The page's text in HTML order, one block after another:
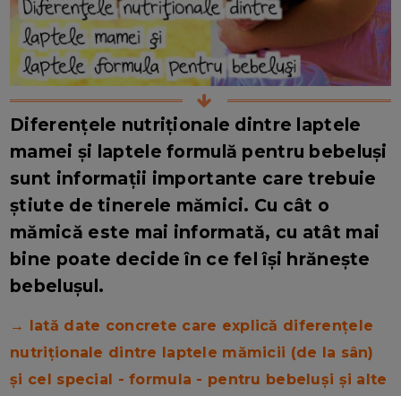
Diferențele nutriționale dintre laptele
mamei și laptele formulă pentru bebeluși
sunt informații importante care trebuie
știute de tinerele mămici. Cu cât o
mămică este mai informată, cu atât mai
bine poate decide în ce fel își hrănește
bebelușul.
→ Iată date concrete care explică diferențele
nutriționale dintre laptele mămicii (de la sân)
și cel special - formula - pentru bebeluși și alte